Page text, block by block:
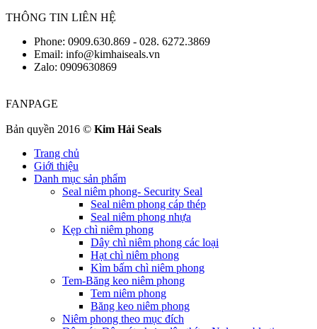
THÔNG TIN LIÊN HỆ
Phone: 0909.630.869 - 028. 6272.3869
Email: info@kimhaiseals.vn
Zalo: 0909630869
FANPAGE
Bản quyền 2016 © Kim Hải Seals
Trang chủ
Giới thiệu
Danh mục sản phẩm
Seal niêm phong- Security Seal
Seal niêm phong cáp thép
Seal niêm phong nhựa
Kẹp chì niêm phong
Dây chì niêm phong các loại
Hạt chì niêm phong
Kìm bấm chì niêm phong
Tem-Băng keo niêm phong
Tem niêm phong
Băng keo niêm phong
Niêm phong theo mục đích